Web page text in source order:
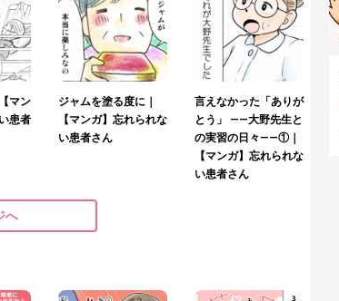
マン
患者
ジャムを塗る度に｜
【マンガ】忘れられな
い患者さん
言えなかった「ありが
とう」 ——大野先生と
の実習の日々——①｜
【マンガ】忘れられな
い患者さん
へ